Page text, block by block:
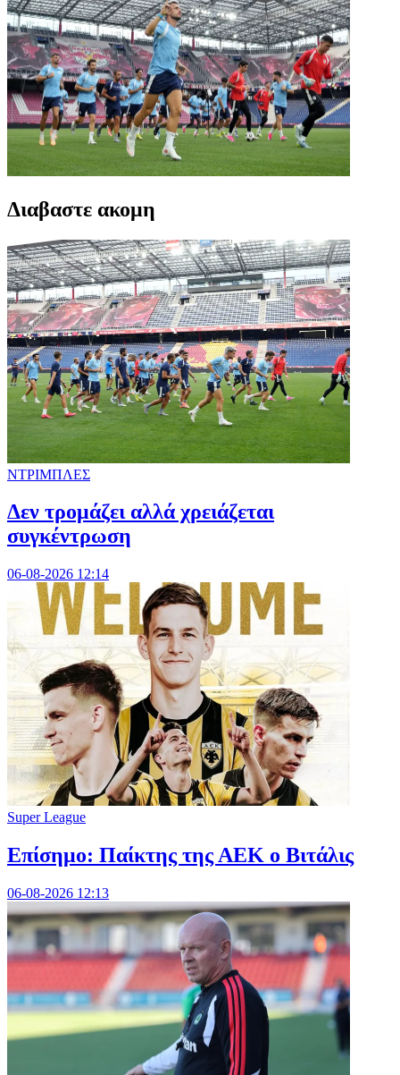
Διαβαστε ακομη
ΝΤΡΙΜΠΛΕΣ
Δεν τρομάζει αλλά χρειάζεται
συγκέντρωση
06-08-2026 12:14
Super League
Επίσημο: Παίκτης της ΑΕΚ ο Βιτάλις
06-08-2026 12:13